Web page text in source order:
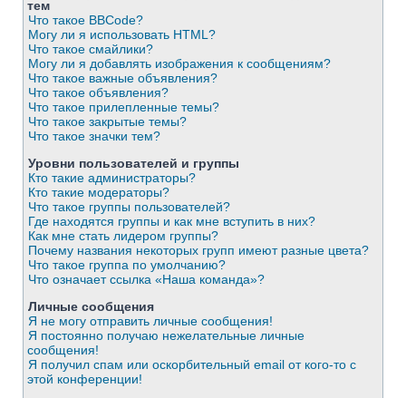
тем
Что такое BBCode?
Могу ли я использовать HTML?
Что такое смайлики?
Могу ли я добавлять изображения к сообщениям?
Что такое важные объявления?
Что такое объявления?
Что такое прилепленные темы?
Что такое закрытые темы?
Что такое значки тем?
Уровни пользователей и группы
Кто такие администраторы?
Кто такие модераторы?
Что такое группы пользователей?
Где находятся группы и как мне вступить в них?
Как мне стать лидером группы?
Почему названия некоторых групп имеют разные цвета?
Что такое группа по умолчанию?
Что означает ссылка «Наша команда»?
Личные сообщения
Я не могу отправить личные сообщения!
Я постоянно получаю нежелательные личные
сообщения!
Я получил спам или оскорбительный email от кого-то с
этой конференции!